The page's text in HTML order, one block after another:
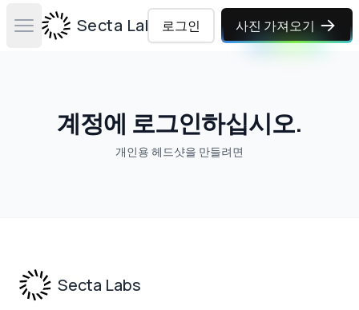
Open main menuSecta Labs로그인 사진 가져오기
계정에 로그인하십시오.
개인용 헤드샷을 만들려면
Secta Labs